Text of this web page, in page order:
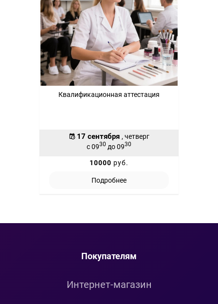
Квалификационная аттестация
17 сентября , четверг
с 0930 до 0930
10000 руб.
Подробнее
Покупателям
Интернет-магазин